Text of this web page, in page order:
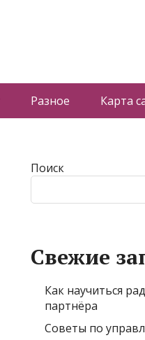
Разное Карта
Поиск
Свежие
Как научиться
партнёра
Советы по